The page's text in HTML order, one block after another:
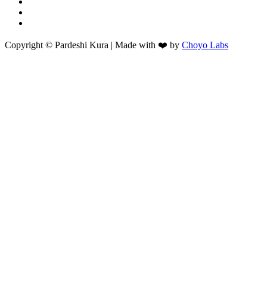
Copyright © Pardeshi Kura | Made with ❤️ by Choyo Labs